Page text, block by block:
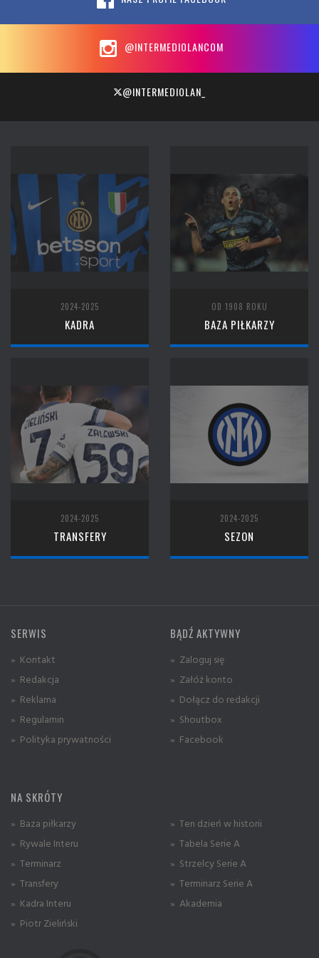
@INTERMEDIOLANCOM
@INTERMEDIOLAN_
2024-2025
KADRA
OD 1908 ROKU
BAZA PIŁKARZY
2024-2025
TRANSFERY
2024-2025
SEZON
SERWIS
» Kontakt
» Redakcja
» Reklama
» Regulamin
» Polityka prywatności
BĄDŹ AKTYWNY
» Zaloguj się
» Załóż konto
» Dołącz do redakcji
» Shoutbox
» Facebook
NA SKRÓTY
» Baza piłkarzy
» Rywale Interu
» Terminarz
» Transfery
» Kadra Interu
» Piotr Zieliński
» Ten dzień w historii
» Tabela Serie A
» Strzelcy Serie A
» Terminarz Serie A
» Akademia